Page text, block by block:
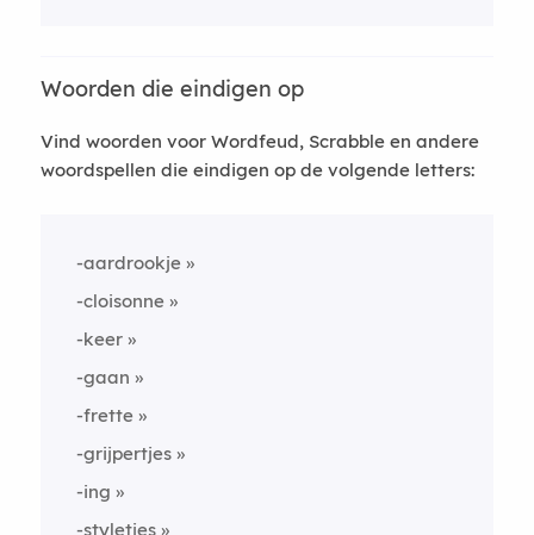
Woorden die eindigen op
Vind woorden voor Wordfeud, Scrabble en andere
woordspellen die eindigen op de volgende letters:
-aardrookje
-cloisonne
-keer
-gaan
-frette
-grijpertjes
-ing
-styletjes